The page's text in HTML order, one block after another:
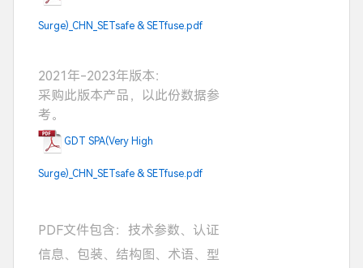
Surge)_CHN_SETsafe & SETfuse.pdf
2021年-2023年版本：
采购此版本产品，以此份数据参
考。
GDT SPA(Very High
Surge)_CHN_SETsafe & SETfuse.pdf
PDF文件包含：技术参数、认证
信息、包装、结构图、术语、型